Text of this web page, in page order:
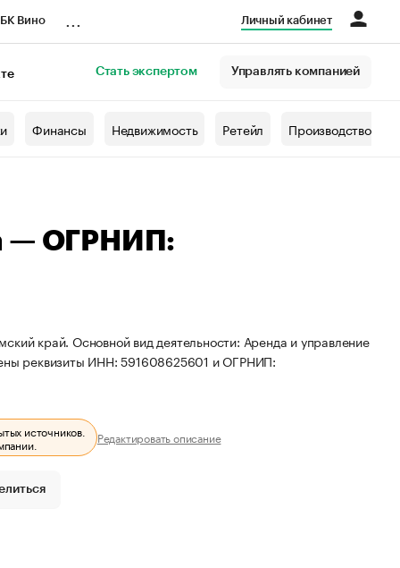
Вино Личный кабинет
Стать экспертом Управлять компанией
Финансы Недвижимость Ретейл Производство
— ОГРНИП:
край. Основной вид деятельности: Аренда и управление
реквизиты ИНН: 591608625601 и ОГРНИП:
источников.
Редактировать описание